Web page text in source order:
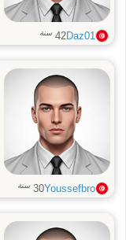
Daz01
42 سنة
Youssefbro
30 سنة